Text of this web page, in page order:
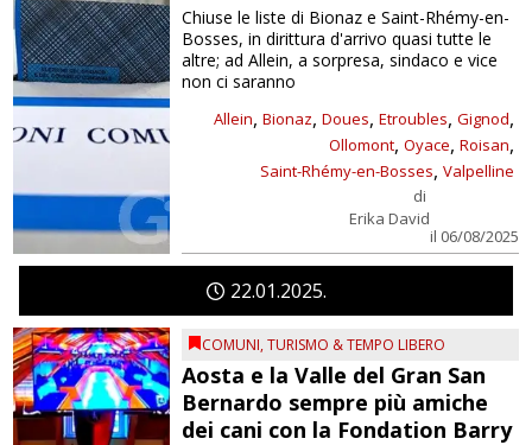
Allein, Bionaz, Doues, Etroubles, Gignod,
Ollomont, Oyace, Roisan,
Saint-Rhémy-en-Bosses, Valpelline
di
Erika David
il 06/08/2025
Chiuse le liste di Bionaz e Saint-Rhémy-en-
Bosses, in dirittura d'arrivo quasi tutte le
altre; ad Allein, a sorpresa, sindaco e vice
non ci saranno
2201 2025
COMUNI,TURISMO & TEMPO LIBERO
Aosta e la Valle del Gran San
Bernardo sempre più amiche
dei cani con la Fondation Barry